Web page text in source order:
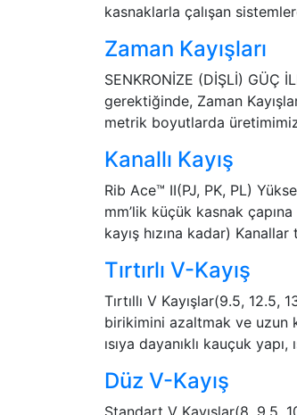
kasnaklarla çalışan
Zaman Kayışları
SENKRONİZE (DİŞLİ) GÜÇ
gerektiğinde, Zaman
metrik boyutlarda
Kanallı Kayış
Rib Ace™ II(PJ, PK, PL)
mm’lik küçük kasnak
kayış hızına kadar) Kanallar
Tırtırlı V-Kayış
Tırtıllı V Kayışlar(9.5, 12.5,
birikimini azaltmak ve uzun
ısıya dayanıklı kauçuk yapı,
Düz V-Kayış
Standart V Kayışlar(8, 9.5,